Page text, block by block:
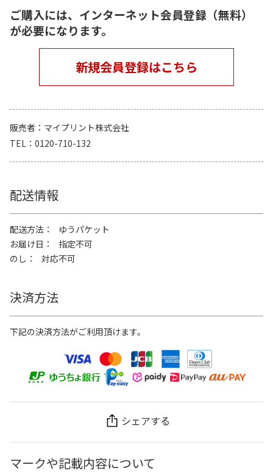
ご購入には、インターネット会員登録（無料）
が必要になります。
新規会員登録はこちら
販売者
マイプリント株式会社
TEL
0120-710-132
配送情報
配送方法
ゆうパケット
お届け日
指定不可
のし
対応不可
決済方法
下記の決済方法がご利用頂けます。
シェアする
マークや記載内容について